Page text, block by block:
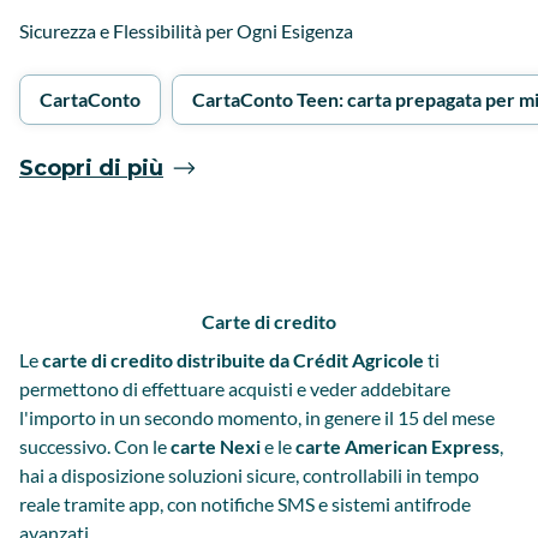
Sicurezza e Flessibilità per Ogni Esigenza
CartaConto CartaConto Teen: carta prepagata per
Scopri di più
Carte di credito
Lecarte di credito distribuite da Crédit Agricole ti
permettono di effettuare acquisti e veder addebitare
l'importo in un secondo momento, in genere il 15 del mese
successivo. Con lecarte Nexie lecarte American Express,
hai a disposizione soluzioni sicure, controllabili in tempo
reale tramite app, con notifiche SMS e sistemi antifrode
avanzati.